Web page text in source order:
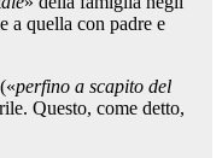
a quella con padre e
perfino a scapito del
Questo, come detto,